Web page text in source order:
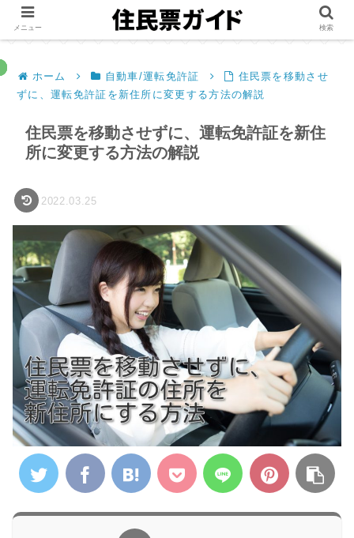
ホーム 自動車/運転免許証
住民票を移動させ
ずに、運転免許証を新住所に変更する方法の解説
住民票を移動させずに、運転免許証を新住
所に変更する方法の解説
2022.03.25
メニュー 検索